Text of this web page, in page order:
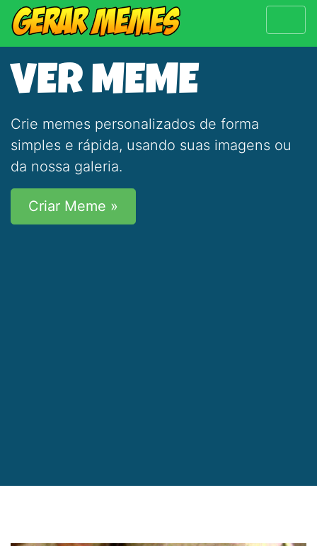
VER MEME
Crie memes personalizados de forma
simples e rápida, usando suas imagens ou
da nossa galeria.
Criar Meme »